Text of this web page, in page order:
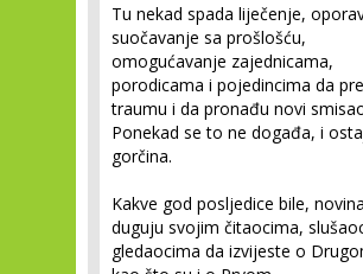
Tu nekad spada liječenje,
suočavanje sa prošlošću,
omogućavanje zajednicama,
porodicama i pojedincima da
traumu i da pronađu novi
Ponekad se to ne događa, i
gorčina.
Kakve god posljedice bile,
duguju svojim čitaocima,
gledaocima da izvijeste o